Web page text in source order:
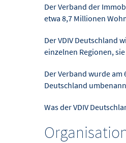
Der Verband der
etwa 8,7 Millionen
Der VDIV Deutschland
einzelnen Regionen,
Der Verband wurde
Deutschland
Was der VDIV